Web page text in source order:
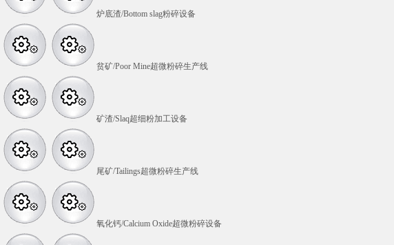
炉底渣/Bottom slag粉碎设备
贫矿/Poor Mine超微粉碎生产线
矿渣/Slaq超细粉加工设备
尾矿/Tailings超微粉碎生产线
氧化钙/Calcium Oxide超微粉碎设备